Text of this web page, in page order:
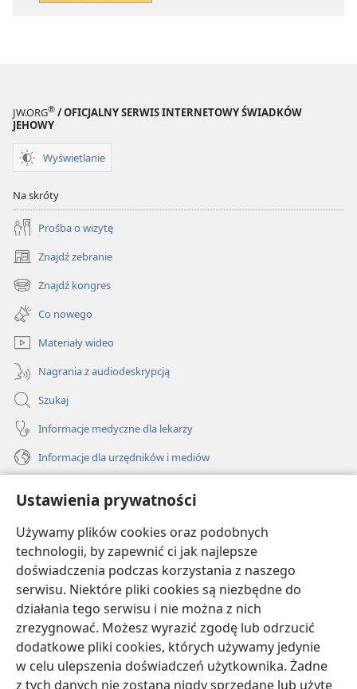
Ustawienia prywatności
Używamy plików cookies oraz podobnych
technologii, by zapewnić ci jak najlepsze
doświadczenia podczas korzystania z naszego
serwisu. Niektóre pliki cookies są niezbędne do
działania tego serwisu i nie można z nich
zrezygnować. Możesz wyrazić zgodę lub odrzucić
dodatkowe pliki cookies, których używamy jedynie
w celu ulepszenia doświadczeń użytkownika. Żadne
z tych danych nie zostaną nigdy sprzedane lub użyte
JW.ORG® / OFICJALNY SERWIS INTERNETOWY ŚWIADKÓW
JEHOWY
Wyświetlanie
Na skróty
Prośba o wizytę
Znajdź zebranie
(opens
new
window)
Znajdź kongres
(opens
new
window)
Co nowego
Materiały wideo
Nagrania z audiodeskrypcją
Szukaj
Informacje medyczne dla lekarzy
Informacje dla urzędników i mediów
Darowizny
(opens
new
window)BIBLIOTEKA INTERNETOWA Strażnicy
(opens
new
window)JW Hub
(opens
new
window)JW Library
Watchtower Library